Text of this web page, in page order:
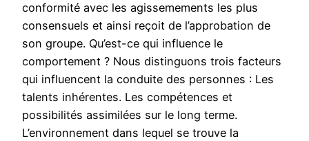
conformité avec les agissemements les plus
consensuels et ainsi reçoit de l’approbation de
son groupe. Qu’est-ce qui influence le
comportement ? Nous distinguons trois facteurs
qui influencent la conduite des personnes : Les
talents inhérentes. Les compétences et
possibilités assimilées sur le long terme.
L’environnement dans lequel se trouve la